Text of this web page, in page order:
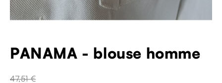
PANAMA - blouse homme
47,51 €